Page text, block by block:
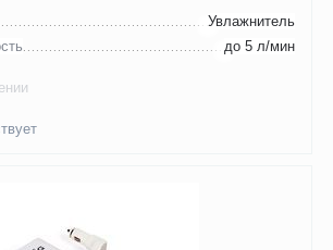
Увлажнитель
до 5 л/мин